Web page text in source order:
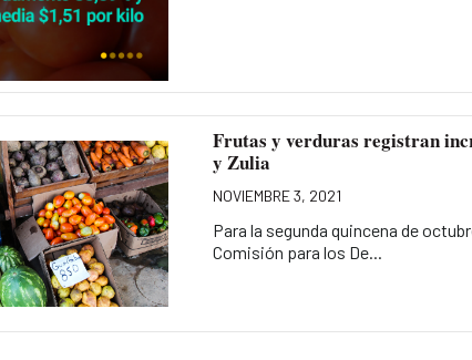
Frutas y verduras registran
y Zulia
NOVIEMBRE 3, 2021
Para la segunda quincena de
Comisión para los De...